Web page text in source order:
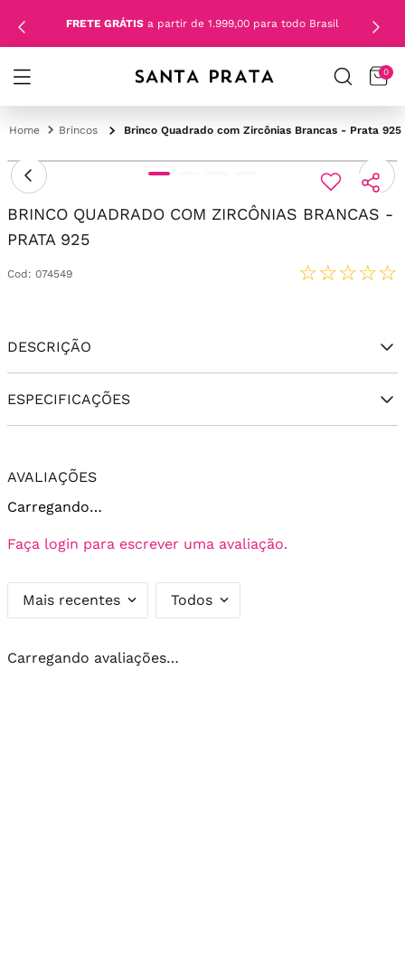
FRETE GRÁTIS a partir de 1.999,00 para todo Brasil
0
Brincos Brinco Quadrado com Zircônias Brancas - Prata 925
BRINCO QUADRADO COM ZIRCÔNIAS BRANCAS -
PRATA 925
Cod : 074549 ☆☆☆☆☆
DESCRIÇÃO
ESPECIFICAÇÕES
AVALIAÇÕES
Carregando…
Faça login para escrever uma avaliação.
Mais recentes Todos
Carregando avaliações…